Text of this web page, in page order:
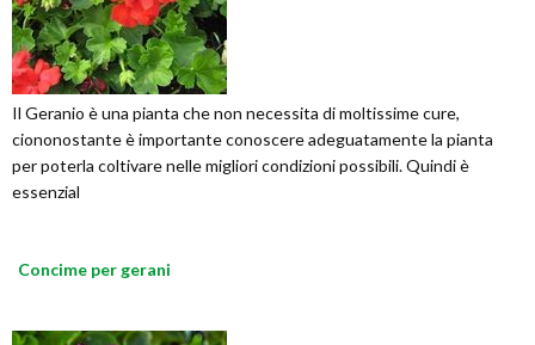
Il Geranio è una pianta che non necessita di moltissime cure,
ciononostante è importante conoscere adeguatamente la pianta
per poterla coltivare nelle migliori condizioni possibili. Quindi è
essenzial
Concime per gerani